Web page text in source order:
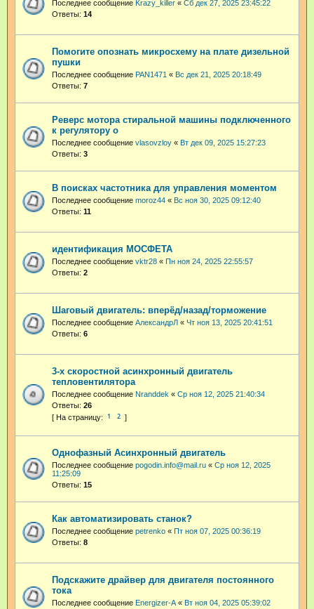
Последнее сообщение Krazy_killer « Сб дек 27, 2025 23:45:22
Ответы: 14
Помогите опознать микросхему на плате дизельной
пушки
Последнее сообщение PAN1471 « Вс дек 21, 2025 20:18:49
Ответы: 7
Реверс мотора стиральной машины подключенного
к регулятору о
Последнее сообщение vlasovzloy « Вт дек 09, 2025 15:27:23
Ответы: 3
В поисках частотника для управления моментом
Последнее сообщение moroz44 « Вс ноя 30, 2025 09:12:40
Ответы: 11
идентификация МОСФЕТА
Последнее сообщение vktr28 « Пн ноя 24, 2025 22:55:57
Ответы: 2
Шаговый двигатель: вперёд/назад/торможение
Последнее сообщение АлександрЛ « Чт ноя 13, 2025 20:41:51
Ответы: 6
3-х скоростной асинхронный двигатель
тепловентилятора
Последнее сообщение Nranddek « Ср ноя 12, 2025 21:40:34
Ответы: 26
1 2
Однофазный Асинхронный двигатель
Последнее сообщение pogodin.info@mail.ru « Ср ноя 12, 2025
11:25:09
Ответы: 15
Как автоматизировать станок?
Последнее сообщение petrenko « Пт ноя 07, 2025 00:36:19
Ответы: 8
Подскажите драйвер для двигателя постоянного
тока
Последнее сообщение Energizer-A« Вт ноя 04, 2025 05:39:02